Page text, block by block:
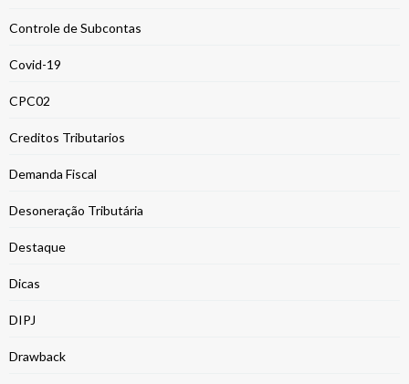
Controle de Subcontas
Covid-19
CPC02
Creditos Tributarios
Demanda Fiscal
Desoneração Tributária
Destaque
Dicas
DIPJ
Drawback